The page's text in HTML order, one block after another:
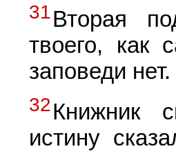
31Вторая
твоего, как
заповеди нет.
32Книжник
истину